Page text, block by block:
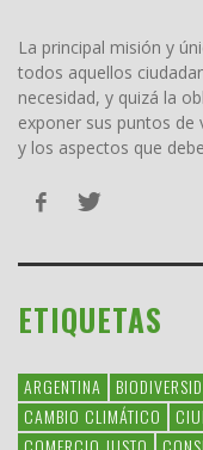
La principal misión y
todos aquellos
necesidad, y quizá la
exponer sus puntos de
y los aspectos que
ETIQUETAS
ARGENTINA
CAMBIO CLIMÁTICO